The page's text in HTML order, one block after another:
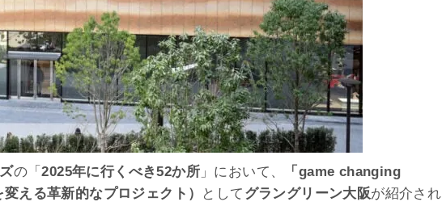
の「2025年に行くべき52か所 」において、
「game changing
える革新的なプロジェクト）
として グラングリーン大阪が紹介され